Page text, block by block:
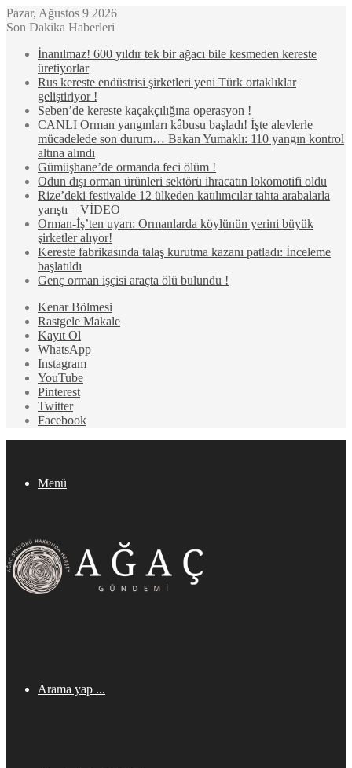
Pazar, Ağustos 9 2026
Son Dakika Haberleri
İnanılmaz! 600 yıldır tek bir ağacı bile kesmeden kereste
üretiyorlar
Rus kereste endüstrisi şirketleri yeni Türk ortaklıklar
geliştiriyor !
Seben’de kereste kaçakçılığına operasyon !
CANLI Orman yangınları kâbusu başladı! İşte alevlerle
mücadelede son durum… Bakan Yumaklı: 110 yangın kontrol
altına alındı
Gümüşhane’de ormanda feci ölüm !
Odun dışı orman ürünleri sektörü ihracatın lokomotifi oldu
Rize’deki festivalde 12 ülkeden katılımcılar tahta arabalarla
yarıştı – VİDEO
Orman-İş’ten uyarı: Ormanlarda köylünün yerini büyük
şirketler alıyor!
Kereste fabrikasında talaş kurutma kazanı patladı: İnceleme
başlatıldı
Genç orman işçisi araçta ölü bulundu !
Kenar Bölmesi
Rastgele Makale
Kayıt Ol
WhatsApp
Instagram
YouTube
Pinterest
Twitter
Facebook
Menü
Arama yap ...